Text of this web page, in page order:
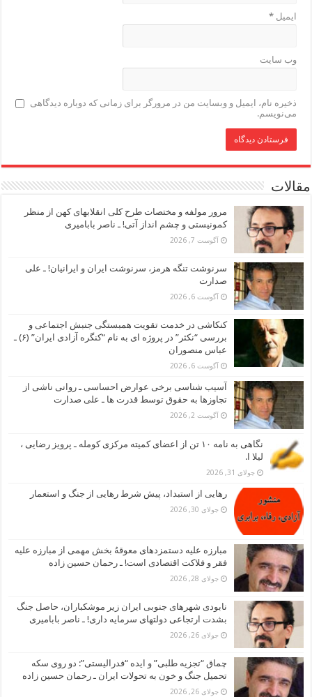
ایمیل*
وب‌ سایت
ذخیره نام، ایمیل و وبسایت من در مرورگر برای زمانی که دوباره دیدگاهی
می‌نویسم.
مقالات
مرور مولفه و مختصات طرح کلی انقلابهای کهن از منظر
کمونیستی و چشم انداز آتی! ـ ناصر بابامیری
آگوست 7, 2026
سرنوشت تنگه هرمز، سرنوشت ایران و ایرانیان! ـ علی
صدارت
آگوست 6, 2026
کنکاشی در خدمت تقویت همبستگی جنبش اجتماعی و
بررسی “نکثر” در پروژه ای به نام “کنگره آزادی ایران” (۶) ـ
عباس منصوران
آگوست 6, 2026
آسیب شناسی برخی عوارض احساسی ـ روانی ناشی از
تجاوزها به حقوق توسط قدرت ها ـ علی صدارت
آگوست 2, 2026
نگاهی به نامه ۱۰ تن از اعضای کمیته مرکزی کومله ـ پرویز رضایی ،
لیلا ا.
جولای 31, 2026
رهایی از استبداد، پیش شرط رهایی از جنگ و استعمار
جولای 30, 2026
مبارزه علیه دستمزدهای معوقهُ بخش مهمی از مبارزه علیه
فقر و فلاکت اقتصادی است! ـ رحمان حسین زاده
جولای 28, 2026
نابودی شهرهای جنوبی ایران زیر موشکباران، حاصل جنگ
بشدت ارتجاعی دولتهای سرمایه داری! ـ ناصر بابامیری
جولای 26, 2026
چماق “تجزیه طلبی” و ایده “فدرالیستی”: دو روی سکه
تحمیل جنگ و خون به تحولات ایران ـ رحمان حسین زاده
جولای 26, 2026